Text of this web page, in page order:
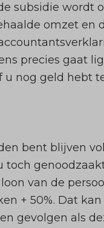
subsidie wordt
omzet en
precies gaat
u nog geld hebt
bent blijven
toch
van de
+ 50%. Dat
gevolgen als